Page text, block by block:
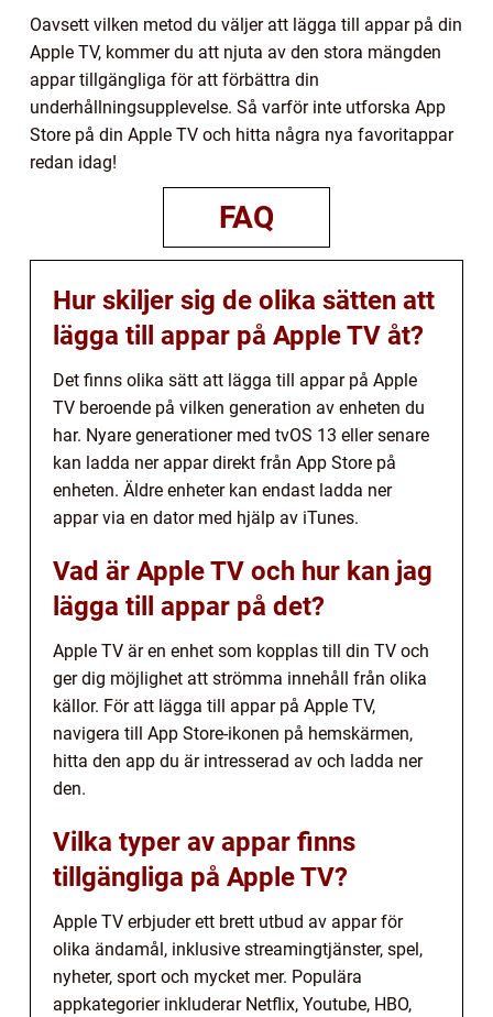
Oavsett vilken metod du väljer att lägga till appar på din
Apple TV, kommer du att njuta av den stora mängden
appar tillgängliga för att förbättra din
underhållningsupplevelse. Så varför inte utforska App
Store på din Apple TV och hitta några nya favoritappar
redan idag!
FAQ
Hur skiljer sig de olika sätten att
lägga till appar på Apple TV åt?
Det finns olika sätt att lägga till appar på Apple
TV beroende på vilken generation av enheten du
har. Nyare generationer med tvOS 13 eller senare
kan ladda ner appar direkt från App Store på
enheten. Äldre enheter kan endast ladda ner
appar via en dator med hjälp av iTunes.
Vad är Apple TV och hur kan jag
lägga till appar på det?
Apple TV är en enhet som kopplas till din TV och
ger dig möjlighet att strömma innehåll från olika
källor. För att lägga till appar på Apple TV,
navigera till App Store-ikonen på hemskärmen,
hitta den app du är intresserad av och ladda ner
den.
Vilka typer av appar finns
tillgängliga på Apple TV?
Apple TV erbjuder ett brett utbud av appar för
olika ändamål, inklusive streamingtjänster, spel,
nyheter, sport och mycket mer. Populära
appkategorier inkluderar Netflix, Youtube, HBO,